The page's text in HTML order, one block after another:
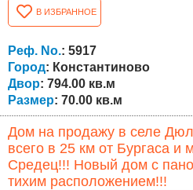
жилой части с тремя
пристроенного
комнатами и ванной с туалетом. Обе части могут быть
объединены в одно более
функциональное...
В ИЗБРАННОЕ
Реф. No.: 5917
Город: Константиново
Двор: 794.00 кв.м
Размер: 70.00 кв.м
Дом на продажу в селе
всего в 25 км от Бургаса и
Средец!!! Новый дом с
тихим расположением!!!